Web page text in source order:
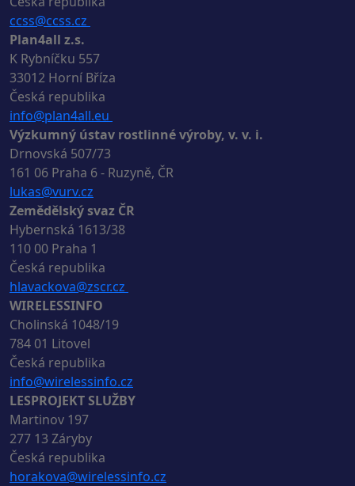
ccss@ccss.cz
Plan4all z.s.
K Rybníčku 557
33012 Horní Bříza
Česká republika
info@plan4all.eu
Výzkumný ústav rostlinné výroby, v. v. i.
Drnovská 507/73
161 06 Praha 6 - Ruzyně, ČR
lukas@vurv.cz
Zemědělský svaz ČR
Hybernská 1613/38
110 00 Praha 1
Česká republika
hlavackova@zscr.cz
WIRELESSINFO
Cholinská 1048/19
784 01 Litovel
Česká republika
info@wirelessinfo.cz
LESPROJEKT SLUŽBY
Martinov 197
277 13 Záryby
Česká republika
horakova@wirelessinfo.cz